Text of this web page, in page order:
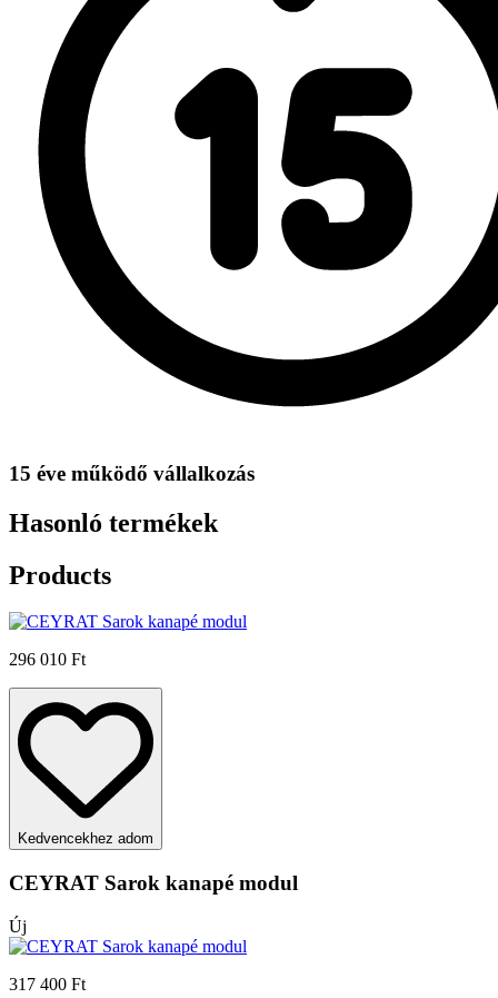
15 éve működő vállalkozás
Hasonló termékek
Products
296 010 Ft
Kedvencekhez adom
CEYRAT Sarok kanapé modul
Új
317 400 Ft